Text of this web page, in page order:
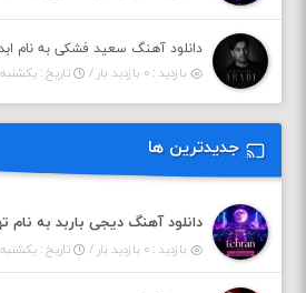
دانلود آهنگ سعید فشکی به نام
بازدید : ۰ بازدید بار /
تاریخ : یکشنبه ۱۱ مرداد ۱۴۰۵
جدیدترین ها
دانلود آهنگ دیجی باربد به نام تهران
بازدید : ۰ بازدید بار / تاریخ : یکشنبه ۱۱ مرداد ۱۴۰۵